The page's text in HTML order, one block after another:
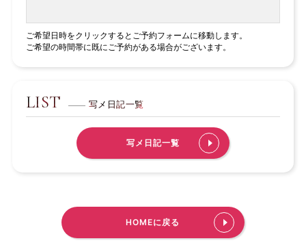
ご希望日時をクリックするとご予約フォームに移動します。
ご希望の時間帯に既にご予約がある場合がございます。
LIST 写メ日記一覧
写メ日記一覧
HOMEに戻る